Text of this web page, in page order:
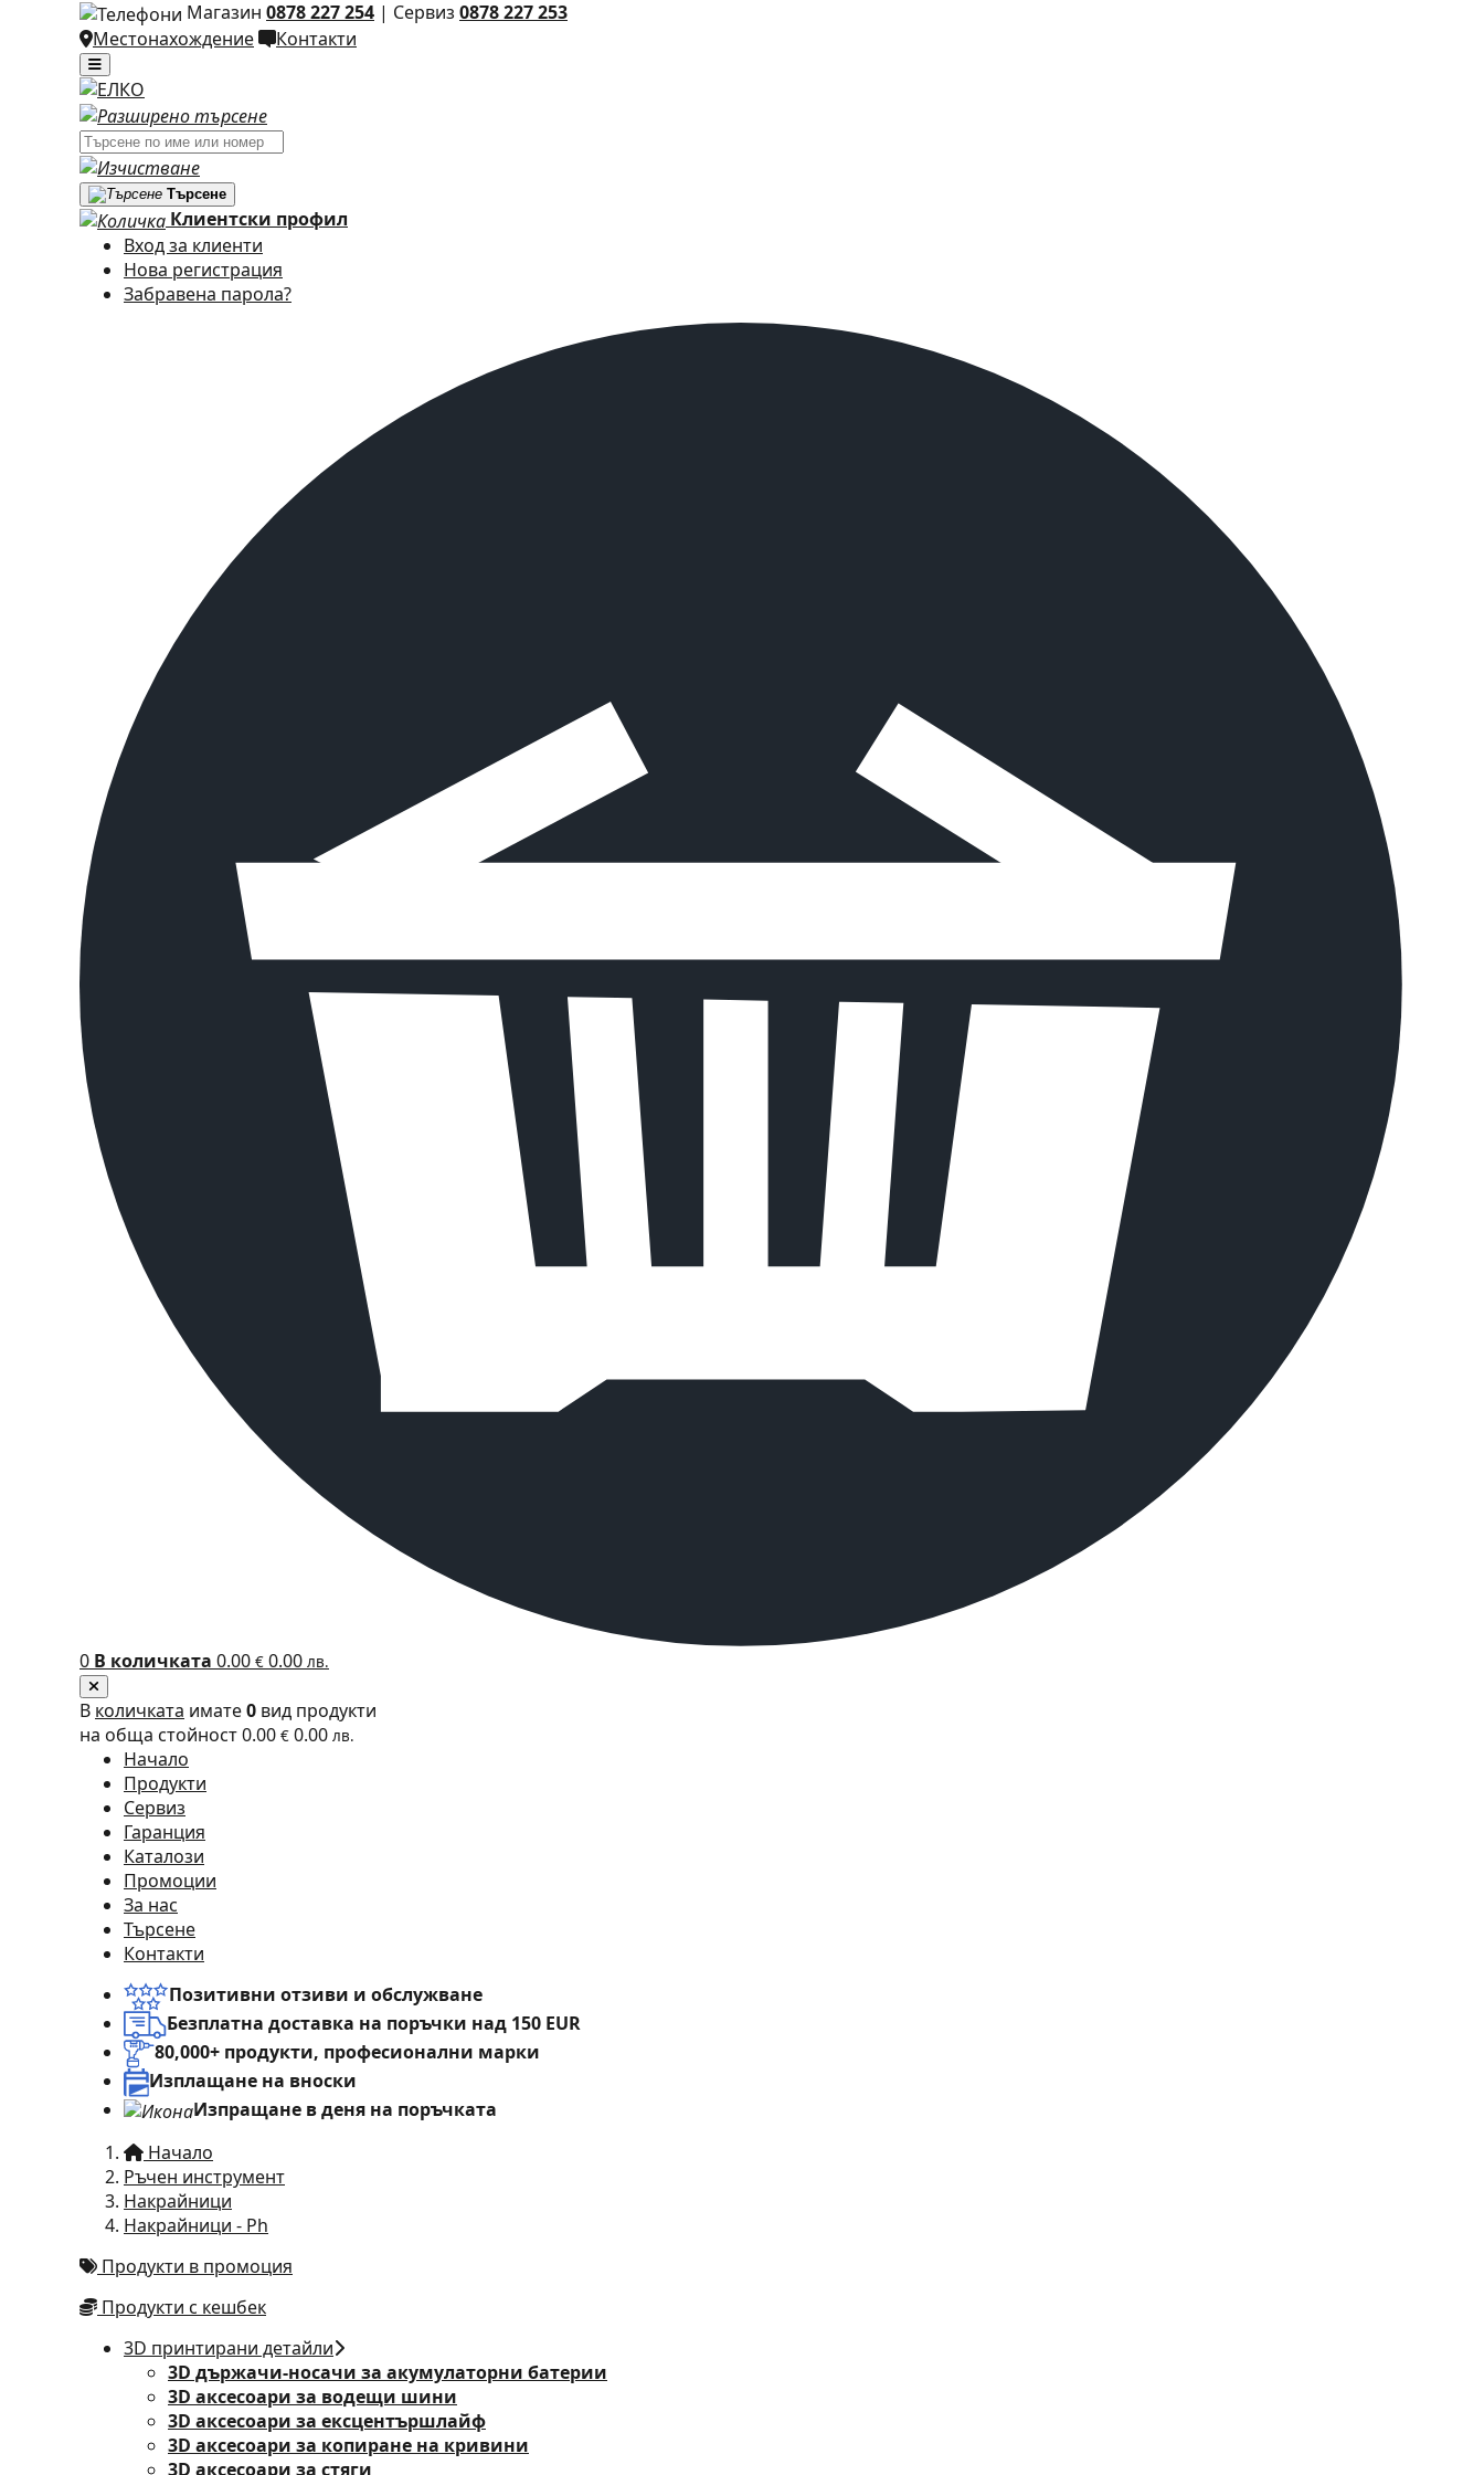
Магазин 0878 227 254 | Сервиз 0878 227 253
Местонахождение
Контакти
Търсене
Клиентски профил
Вход за клиенти
Нова регистрация
Забравена парола?
0 В количката 0.00 € 0.00 лв.
В количката имате0 вид продукти
на обща стойност0.00 € 0.00 лв.
Начало
Продукти
Сервиз
Гаранция
Каталози
Промоции
За нас
Търсене
Контакти
Позитивни отзиви и обслужване
Безплатна доставка на поръчки над 150 EUR
80,000+ продукти, професионални марки
Изплащане на вноски
Изпращане в деня на поръчката
Начало
Ръчен инструмент
Накрайници
Накрайници - Ph
Продукти в промоция
Продукти с кешбек
3D принтирани детайли
3D държачи-носачи за акумулаторни батерии
3D аксесоари за водещи шини
3D аксесоари за ексцентършлайф
3D аксесоари за копиране на кривини
3D аксесоари за стяги